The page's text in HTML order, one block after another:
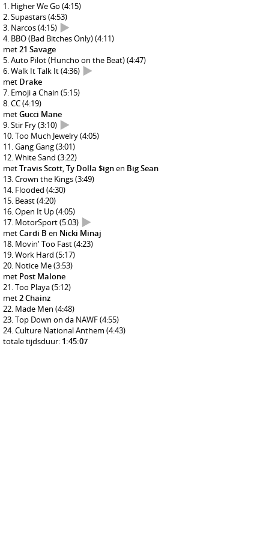
Higher We Go (4:15)
Supastars(4:53)
Narcos(4:15)
BBO (Bad Bitches Only)(4:11)
met21 Savage
Auto Pilot (Huncho on the Beat)(4:47)
Walk It Talk It(4:36)
met Drake
Emoji a Chain (5:15)
CC(4:19)
metGucci Mane
Stir Fry(3:10)
Too Much Jewelry(4:05)
Gang Gang(3:01)
White Sand (3:22)
metTravis Scott,Ty Dolla $ignen Big Sean
Crown the Kings(3:49)
Flooded (4:30)
Beast(4:20)
Open It Up(4:05)
MotorSport(5:03)
metCardi B en Nicki Minaj
Movin' Too Fast(4:23)
Work Hard (5:17)
Notice Me(3:53)
met Post Malone
Too Playa(5:12)
met2 Chainz
Made Men (4:48)
Top Down on da NAWF(4:55)
Culture National Anthem (4:43)
totale tijdsduur: 1:45:07